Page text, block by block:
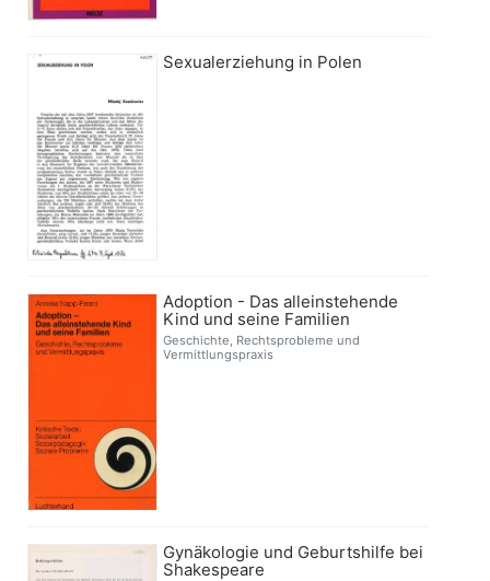
Sexualerziehung in Polen
Adoption - Das alleinstehende
Kind und seine Familien
Geschichte, Rechtsprobleme und
Vermittlungspraxis
Gynäkologie und Geburtshilfe bei
Shakespeare